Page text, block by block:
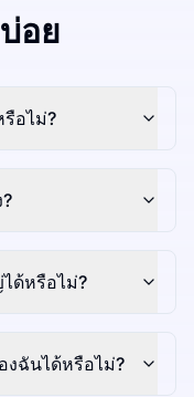
อย
อไม่?
ด้หรือไม่?
งฉันได้หรือไม่?